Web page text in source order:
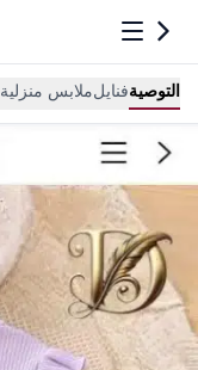
التوصيةفنايلملابس منزلية بنات